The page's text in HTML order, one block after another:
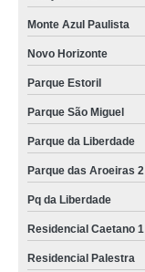
Monte Azul Paulista
Novo Horizonte
Parque Estoril
Parque São Miguel
Parque da Liberdade
Parque das Aroeiras 2
Pq da Liberdade
Residencial Caetano 1
Residencial Palestra